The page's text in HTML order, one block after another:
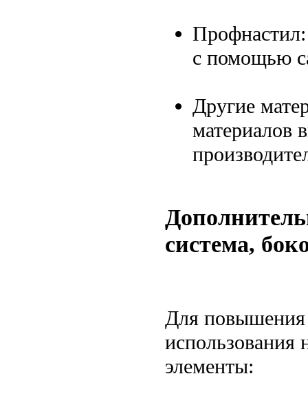
с помощью
Другие
материалов
система,
Для повышения
использования
элементы: